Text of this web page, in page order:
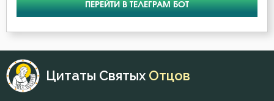
Любовь к Богу
Милостыня
ПЕРЕЙТИ В ТЕЛЕГРАМ БОТ
Цитаты Святых Отцов